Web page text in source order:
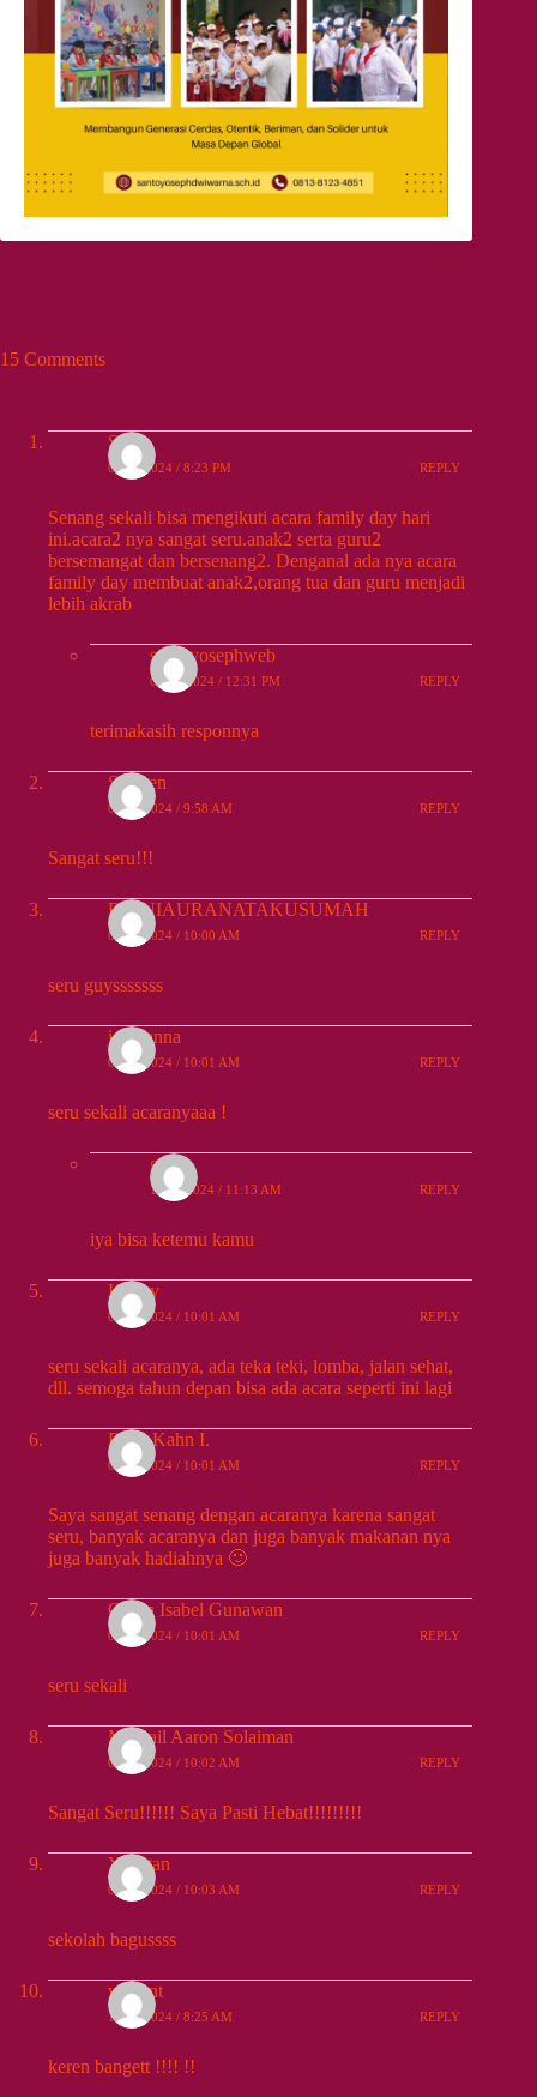
15 Comments
Sisca
09/28/2024 / 8:23 PM REPLY
Senang sekali bisa mengikuti acara family day hari
ini.acara2 nya sangat seru.anak2 serta guru2
bersemangat dan bersenang2. Denganal ada nya acara
family day membuat anak2,orang tua dan guru menjadi
lebih akrab
santoyosephweb
09/29/2024 / 12:31 PM REPLY
terimakasih responnya
Sherren
09/30/2024 / 9:58 AM REPLY
Sangat seru!!!
RIANIAURANATAKUSUMAH
09/30/2024 / 10:00 AM REPLY
seru guysssssss
joevianna
09/30/2024 / 10:01 AM REPLY
seru sekali acaranyaaa !
ger
10/01/2024 / 11:13 AM REPLY
iya bisa ketemu kamu
Kenny
09/30/2024 / 10:01 AM REPLY
seru sekali acaranya, ada teka teki, lomba, jalan sehat,
dll. semoga tahun depan bisa ada acara seperti ini lagi
Rava Kahn I.
09/30/2024 / 10:01 AM REPLY
Saya sangat senang dengan acaranya karena sangat
seru, banyak acaranya dan juga banyak makanan nya
juga banyak hadiahnya 🙂
Gwen Isabel Gunawan
09/30/2024 / 10:01 AM REPLY
seru sekali
Mikhail Aaron Solaiman
09/30/2024 / 10:02 AM REPLY
Sangat Seru!!!!!! Saya Pasti Hebat!!!!!!!!!
Yonatan
09/30/2024 / 10:03 AM REPLY
sekolah bagussss
vincent
10/01/2024 / 8:25 AM REPLY
keren bangett !!!! !!